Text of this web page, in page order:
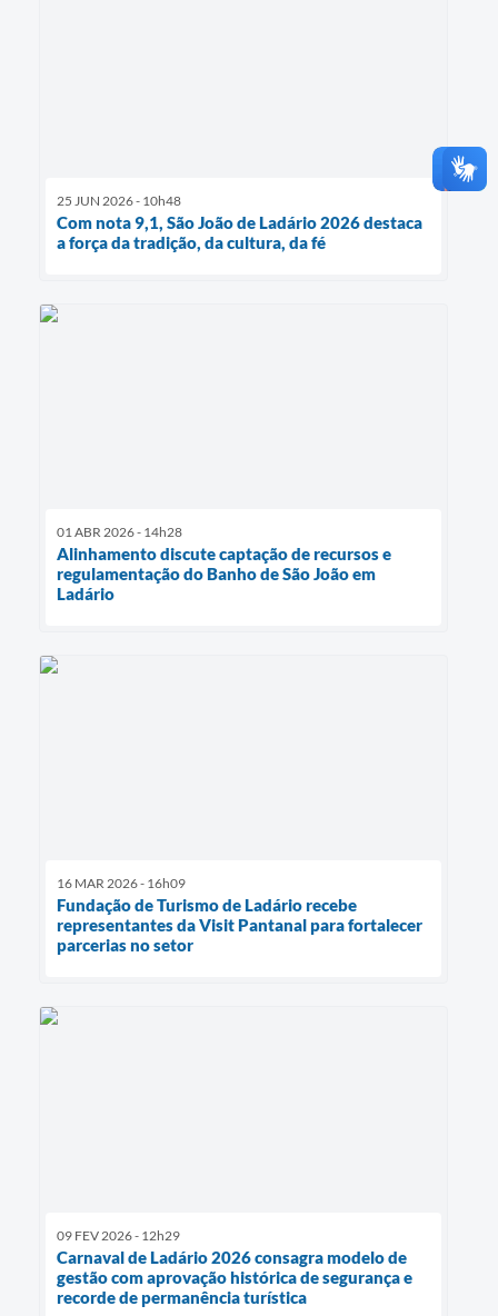
25 JUN 2026 - 10h48
Com nota 9,1, São João de Ladário 2026 destaca
a força da tradição, da cultura, da fé
01 ABR 2026 - 14h28
Alinhamento discute captação de recursos e
regulamentação do Banho de São João em
Ladário
16 MAR 2026 - 16h09
Fundação de Turismo de Ladário recebe
representantes da Visit Pantanal para fortalecer
parcerias no setor
09 FEV 2026 - 12h29
Carnaval de Ladário 2026 consagra modelo de
gestão com aprovação histórica de segurança e
recorde de permanência turística